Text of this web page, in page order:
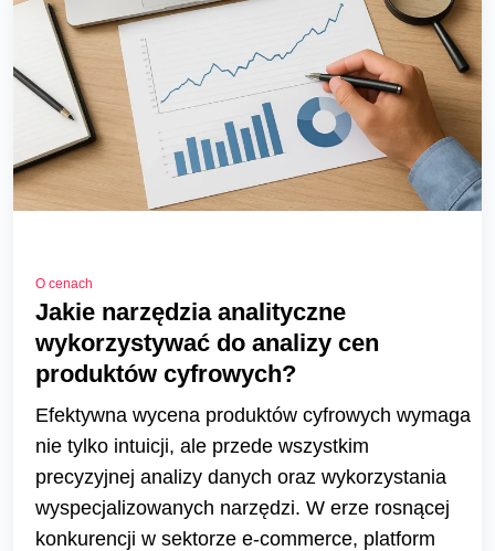
O cenach
Jakie narzędzia analityczne
wykorzystywać do analizy cen
produktów cyfrowych?
Efektywna wycena produktów cyfrowych wymaga
nie tylko intuicji, ale przede wszystkim
precyzyjnej analizy danych oraz wykorzystania
wyspecjalizowanych narzędzi. W erze rosnącej
konkurencji w sektorze e-commerce, platform